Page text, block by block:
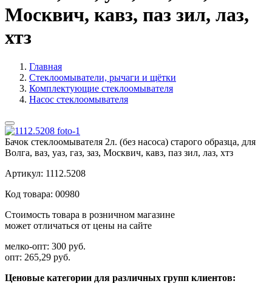
Москвич, кавз, паз зил, лаз,
хтз
Главная
Стеклоомыватели, рычаги и щётки
Комплектующие стеклоомывателя
Насос стеклоомывателя
Бачок стеклоомывателя 2л. (без насоса) старого образца, для
Волга, ваз, уаз, газ, заз, Москвич, кавз, паз зил, лаз, хтз
Артикул: 1112.5208
Код товара: 00980
Стоимость товара в розничном магазине
может отличаться от цены на сайте
мелко-опт: 300 руб.
опт: 265,29 руб.
Ценовые категории для различных групп клиентов: